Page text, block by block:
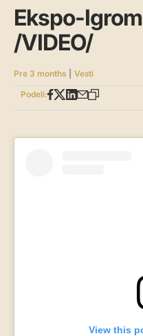
Ekspo-
/VIDEO/
Pre 3 months Vesti
Podeli:
View this